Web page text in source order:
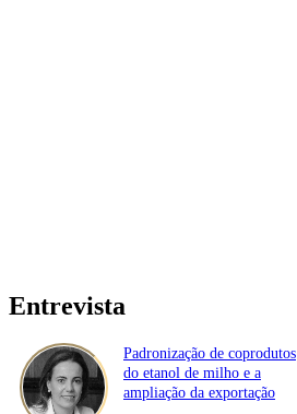
Entrevista
Padronização de coprodutos
do etanol de milho e a
ampliação da exportação